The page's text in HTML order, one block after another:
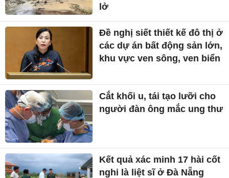
lở
Đề nghị siết thiết kế đô thị ở
các dự án bất động sản lớn,
khu vực ven sông, ven biển
Cắt khối u, tái tạo lưỡi cho
người đàn ông mắc ung thư
Kết quả xác minh 17 hài cốt
nghi là liệt sĩ ở Đà Nẵng